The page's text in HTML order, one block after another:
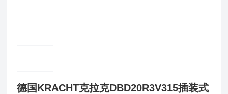
德国KRACHT克拉克DBD20R3V315插装式